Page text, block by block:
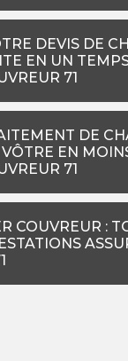
DEVIS DE
EN UN
71
DE
EN
71
COUVREUR :